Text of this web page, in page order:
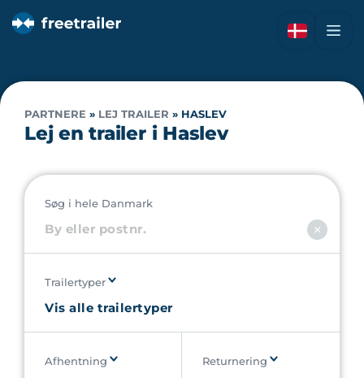
PARTNERE » LEJ TRAILER » HASLEV
Lej en trailer i Haslev
Søg i hele Danmark
Trailertyper
Afhentning Returnering